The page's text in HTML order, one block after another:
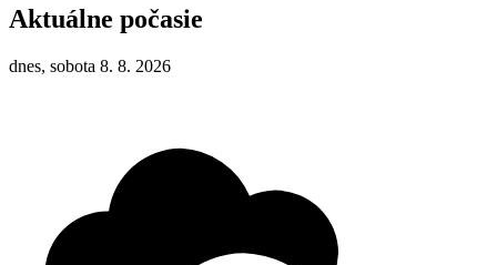
Aktuálne počasie
dnes, sobota 8. 8. 2026